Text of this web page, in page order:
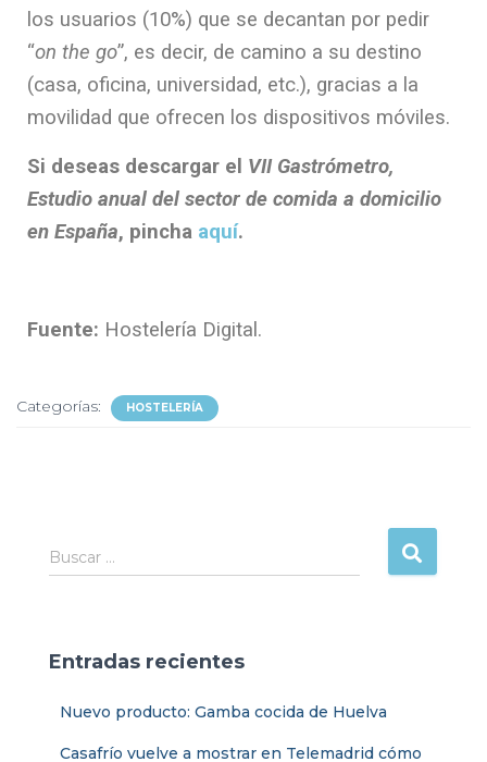
los usuarios (10%) que se decantan por pedir
“on the go”, es decir, de camino a su destino
(casa, oficina, universidad, etc.), gracias a la
movilidad que ofrecen los dispositivos móviles.
Si deseas descargar el VII Gastrómetro,
Estudio anual del sector de comida a domicilio
en España, pincha aquí.
Fuente: Hostelería Digital.
Categorías: HOSTELERÍA
Buscar …
Entradas recientes
Nuevo producto: Gamba cocida de Huelva
Casafrío vuelve a mostrar en Telemadrid cómo